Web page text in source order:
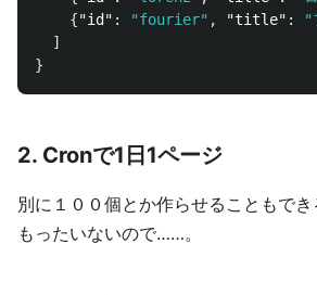
{"id" : "fourier" , "title" : "
]
}
2. Cronで1日1ページ
別に１００個とか作らせることもでき
もったいないので……。